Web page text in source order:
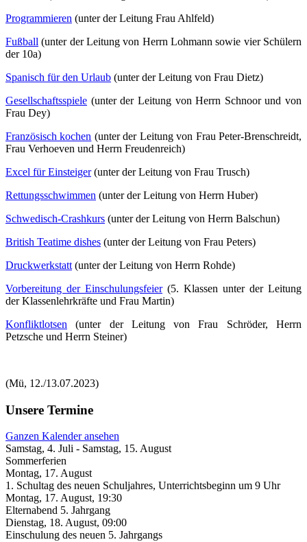
Programmieren (unter der Leitung Frau Ahlfeld)
Fußball (unter der Leitung von Herrn Lohmann sowie vier Schülern
der 10a)
Spanisch für den Urlaub (unter der Leitung von Frau Dietz)
Gesellschaftsspiele (unter der Leitung von Herrn Schnoor und von
Frau Dey)
Französisch kochen (unter der Leitung von Frau Peter-Brenschreidt,
Frau Verhoeven und Herrn Freudenreich)
Excel für Einsteiger(unter der Leitung von Frau Trusch)
Rettungsschwimmen (unter der Leitung von Herrn Huber)
Schwedisch-Crashkurs (unter der Leitung von Herrn Balschun)
British Teatime dishes (unter der Leitung von Frau Peters)
Druckwerkstatt (unter der Leitung von Herrn Rohde)
Vorbereitung der Einschulungsfeier(5. Klassen unter der Leitung
der Klassenlehrkräfte und Frau Martin)
Konfliktlotsen (unter der Leitung von Frau Schröder, Herrn
Petzsche und Herrn Steiner)
(Mü, 12./13.07.2023)
Unsere Termine
Ganzen Kalender ansehen
Samstag, 4. Juli - Samstag, 15. August
Sommerferien
Montag, 17. August
1. Schultag des neuen Schuljahres, Unterrichtsbeginn um 9 Uhr
Montag, 17. August, 19:30
Elternabend 5. Jahrgang
Dienstag, 18. August, 09:00
Einschulung des neuen 5. Jahrgangs